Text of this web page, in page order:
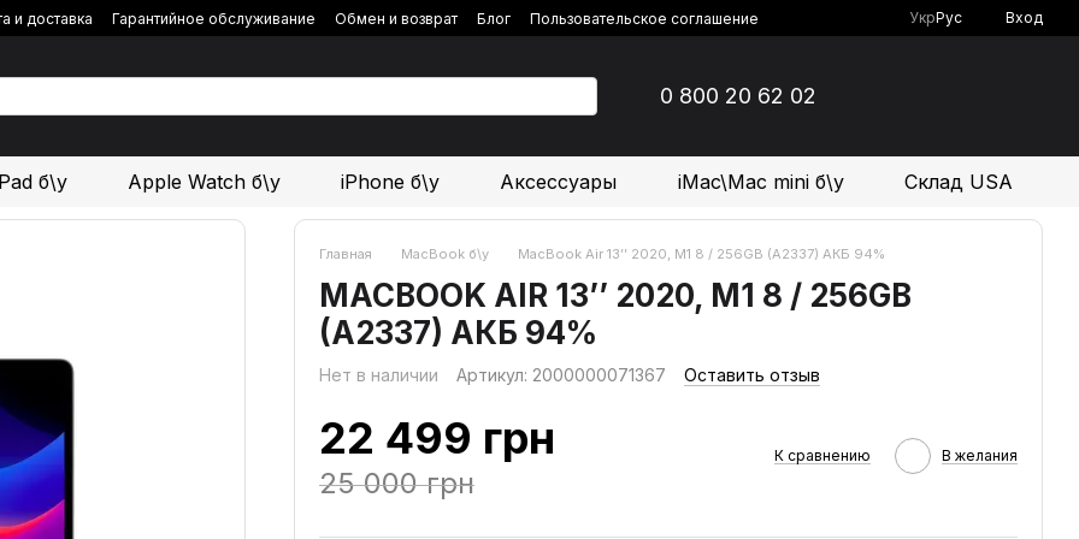
и доставка Гарантийное обслуживание Обмен и возврат Блог
Пользовательское соглашение
УкрРус Вход
0 800 20 62 02
б\у Apple Watch б\у iPhone б\у Аксессуары iMac\Mac mini б\у Склад USA
Главная MacBook б\у MacBook Air 13’’ 2020, М1 8 / 256GB (A2337) АКБ 94%
MACBOOK AIR 13’’ 2020, М1 8 / 256GB
(A2337) АКБ 94%
Нет в наличии Артикул: 2000000071367 Оставить отзыв
22 499 грн
25 000 грн
К сравнению В желания